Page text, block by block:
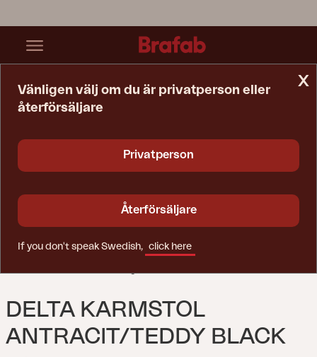
DELTA KARMSTOL
ANTRACIT/TEDDY BLACK
x
Vänligen välj om du är privatperson eller
återförsäljare
Privatperson
Återförsäljare
If you don't speak Swedish, click here